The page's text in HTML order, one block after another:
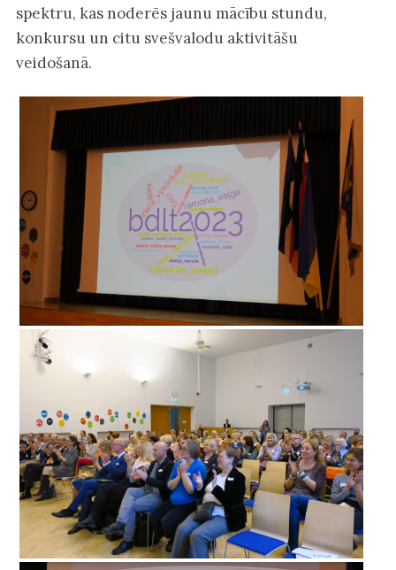
spektru, kas noderēs jaunu mācību stundu,
konkursu un citu svešvalodu aktivitāšu
veidošanā.